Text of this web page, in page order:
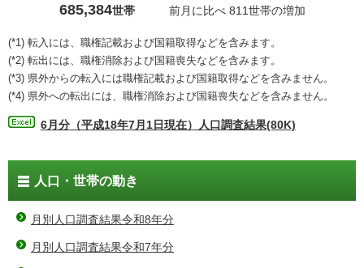
685,384世帯前月に比べ 811世帯の増加
(*1) 転入には、職権記載および国籍取得などを含みます。
(*2) 転出には、職権消除および国籍喪失などを含みます。
(*3) 県外からの転入には職権記載および国籍取得などを含みません。
(*4) 県外への転出には、職権消除および国籍喪失などを含みません。
6月分（平成18年7月1日現在）人口調査結果(80K)
人口・世帯の動き
月別人口調査結果令和8年分
月別人口調査結果令和7年分